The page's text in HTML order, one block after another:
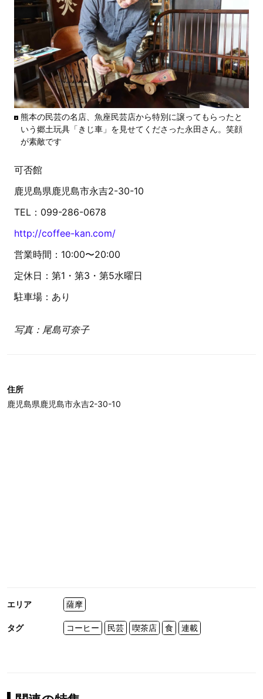
熊本の民芸の名店、魚座民芸店から特別に譲ってもらったと
いう郷土玩具「きじ車」を見せてくださった永田さん。笑顔
が素敵です
可否館
鹿児島県鹿児島市永吉2-30-10
TEL：099-286-0678
http://coffee-kan.com/
営業時間：10:00〜20:00
定休日：第1・第3・第5水曜日
駐車場：あり
写真：尾島可奈子
住所
鹿児島県鹿児島市永吉2-30-10
エリア 薩摩
タグ コーヒー 民芸 喫茶店 食 連載